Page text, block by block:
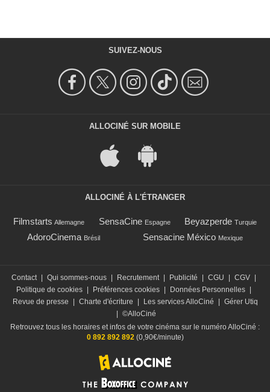
SUIVEZ-NOUS
ALLOCINÉ SUR MOBILE
ALLOCINÉ À L'ÉTRANGER
Filmstarts Allemagne SensaCine Espagne Beyazperde Turquie
AdoroCinema Brésil Sensacine México Mexique
Contact Qui sommes-nous Recrutement Publicité CGU CGV
Politique de cookies
Préférences cookies Données Personnelles
Revue de presse
Charte d'écriture Les services AlloCiné
Gérer Utiq
©AlloCiné
Retrouvez tous les horaires et infos de votre cinéma sur le numéro AlloCiné :
0 892 892 892(0,90€/minute)